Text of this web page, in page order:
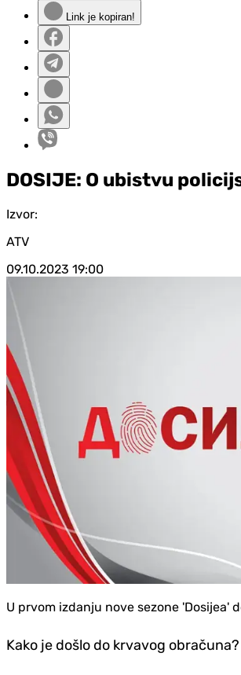
Link je kopiran!
DOSIJE: O ubistvu
Izvor:
ATV
09.10.2023 19:00
U prvom izdanju nove sezone 'Dosijea'
Kako je došlo do krvavog